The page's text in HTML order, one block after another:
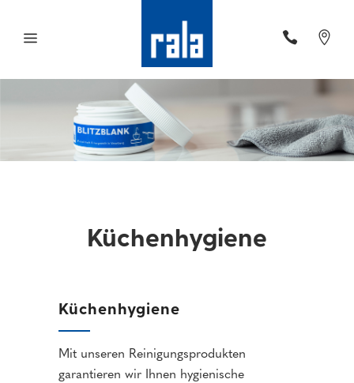
Küchenhygiene
Küchenhygiene
Mit unseren Reinigungsprodukten
garantieren wir Ihnen hygienische